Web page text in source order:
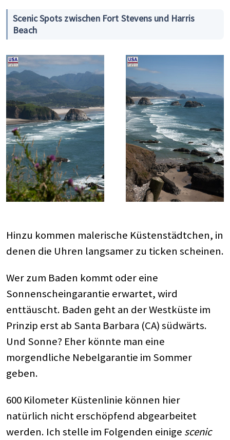
Scenic Spots zwischen Fort Stevens und Harris
Beach
Hinzu kommen malerische Küstenstädtchen, in
denen die Uhren langsamer zu ticken scheinen.
Wer zum Baden kommt oder eine
Sonnenscheingarantie erwartet, wird
enttäuscht. Baden geht an der Westküste im
Prinzip erst ab Santa Barbara (CA) südwärts.
Und Sonne? Eher könnte man eine
morgendliche Nebelgarantie im Sommer
geben.
600 Kilometer Küstenlinie können hier
natürlich nicht erschöpfend abgearbeitet
werden. Ich stelle im Folgenden einige scenic